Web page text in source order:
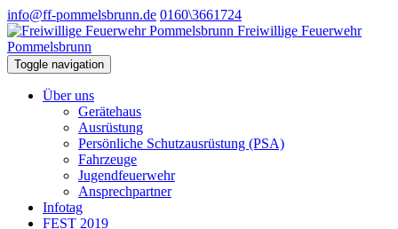
info@ff-pommelsbrunn.de 0160\3661724
Freiwillige Feuerwehr
Pommelsbrunn
Toggle navigation
Über uns
Gerätehaus
Ausrüstung
Persönliche Schutzausrüstung (PSA)
Fahrzeuge
Jugendfeuerwehr
Ansprechpartner
Infotag
FEST 2019